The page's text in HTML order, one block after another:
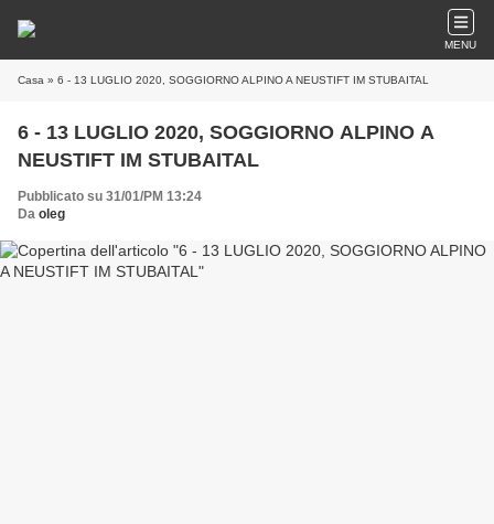
MENU
Casa » 6 - 13 LUGLIO 2020, SOGGIORNO ALPINO A NEUSTIFT IM STUBAITAL
6 - 13 LUGLIO 2020, SOGGIORNO ALPINO A
NEUSTIFT IM STUBAITAL
Pubblicato su 31/01/PM 13:24
Da oleg